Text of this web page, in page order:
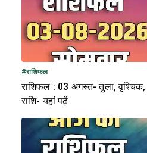
#राशिफल
राशिफल : 03 अगस्त- तुला,
राशि- यहां पढ़ें